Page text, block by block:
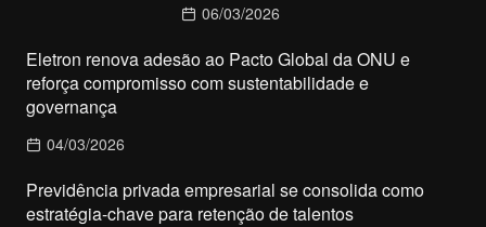
06/03/2026
Eletron renova adesão ao Pacto Global da ONU e
reforça compromisso com sustentabilidade e
governança
04/03/2026
Previdência privada empresarial se consolida como
estratégia-chave para retenção de talentos